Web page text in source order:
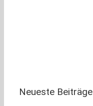
Neueste Beiträge